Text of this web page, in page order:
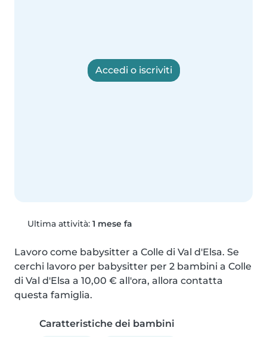
Accedi o iscriviti
Ultima attività: 1 mese fa
Lavoro come babysitter a Colle di Val d'Elsa. Se
cerchi lavoro per babysitter per 2 bambini a Colle
di Val d'Elsa a 10,00 € all'ora, allora contatta
questa famiglia.
Caratteristiche dei bambini